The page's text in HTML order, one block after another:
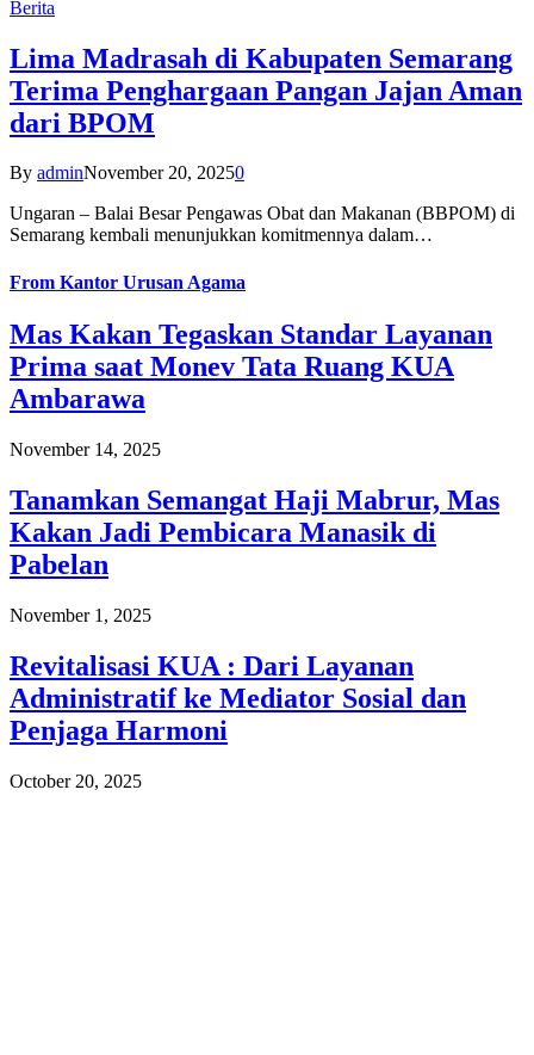
Berita
Lima Madrasah di Kabupaten Semarang
Terima Penghargaan Pangan Jajan Aman
dari BPOM
By adminNovember 20, 20250
Ungaran – Balai Besar Pengawas Obat dan Makanan (BBPOM) di
Semarang kembali menunjukkan komitmennya dalam…
From Kantor Urusan Agama
Mas Kakan Tegaskan Standar Layanan
Prima saat Monev Tata Ruang KUA
Ambarawa
November 14, 2025
Tanamkan Semangat Haji Mabrur, Mas
Kakan Jadi Pembicara Manasik di
Pabelan
November 1, 2025
Revitalisasi KUA : Dari Layanan
Administratif ke Mediator Sosial dan
Penjaga Harmoni
October 20, 2025